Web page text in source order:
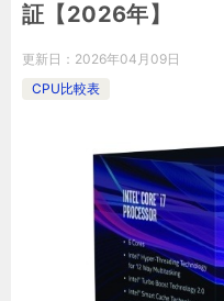
証【2026年】
更新日： 2026年04月09日
CPU比較表